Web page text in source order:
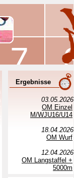
Ergebnisse
03.05.2026
OM Einzel
M/WJU16/U14
18.04.2026
OM Wurf
12.04.2026
OM Langstaffel +
5000m